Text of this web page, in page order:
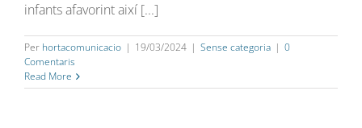
infants afavorint així [...]
Per hortacomunicacio | 19/03/2024 | Sense categoria | 0
Comentaris
Read More